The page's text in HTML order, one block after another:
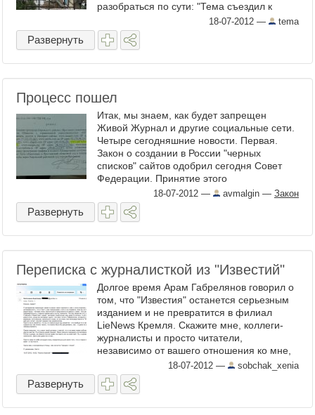
разобраться по сути: "Тема съездил к
нашим соседям, за заборчик" - ...
18-07-2012 — tema
Развернуть
Процесс пошел
Итак, мы знаем, как будет запрещен
Живой Журнал и другие социальные сети.
Четыре сегодняшние новости. Первая.
Закон о создании в России "черных
списков" сайтов одобрил сегодня Совет
Федерации. Принятие этого
неоднозначного документа, ...
18-07-2012 — avmalgin — Закон
Развернуть
Переписка с журналисткой из "Известий"
Долгое время Арам Габрелянов говорил о
том, что "Известия" останется серьезным
изданием и не превратится в филиал
LieNews Кремля. Скажите мне, коллеги-
журналисты и просто читатели,
независимо от вашего отношения ко мне,
может ли уважающее себя ...
18-07-2012 — sobchak_xenia
Развернуть